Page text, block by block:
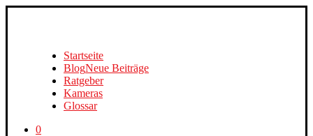
Startseite
BlogNeue Beiträge
Ratgeber
Kameras
Glossar
0